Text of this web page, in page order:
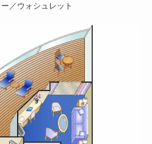
／ウォシュレット